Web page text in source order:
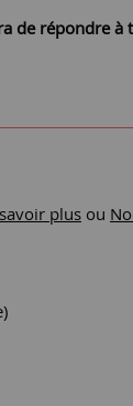
de répondre
plus ou